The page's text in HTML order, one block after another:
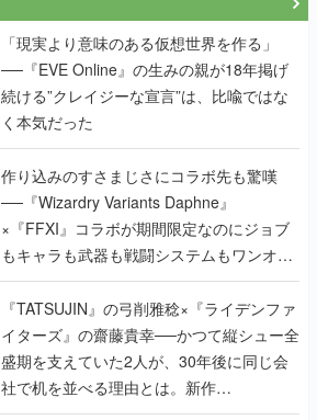
「現実より意味のある仮想世界を作る」
──『EVE Online』の生みの親が18年掲げ
続ける”クレイジーな宣言”は、比喩ではな
く本気だった
作り込みのすさまじさにコラボ先も驚嘆
──『Wizardry Variants Daphne』
×『FFXI』コラボが期間限定なのにジョブ
もキャラも武器も戦闘システムもワンオフ
で作り込まれた理由を両ディレクターに聞
く
『TATSUJIN』の弓削雅稔×『ライデンファ
イターズ』の齋藤貴幸──かつて縦シュー全
盛期を支えていた2人が、30年後に同じ会
社で机を並べる理由とは。新作
『TATSUJIN EXTREME』で初タッグを組